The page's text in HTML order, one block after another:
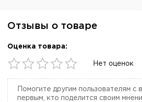
Отзывы о товаре
Оценка товара:
Нет оценок
Помогите другим пользователям с
первым, кто поделится своим